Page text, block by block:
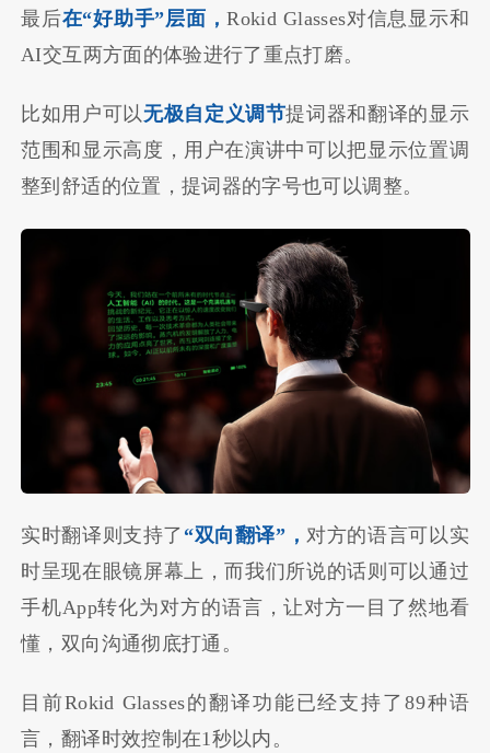
最后在“好助手”层面，Rokid Glasses对信息显示和
AI交互两方面的体验进行了重点打磨。
比如用户可以无极自定义调节提词器和翻译的显示
范围和显示高度，用户在演讲中可以把显示位置调
整到舒适的位置，提词器的字号也可以调整。
实时翻译则支持了 “双向翻译”， 对方的语言可以实
时呈现在眼镜屏幕上，而我们所说的话则可以通过
手机App转化为对方的语言，让对方一目了然地看
懂，双向沟通彻底打通。
目前Rokid Glasses的翻译功能已经支持了89种语
言，翻译时效控制在1秒以内。